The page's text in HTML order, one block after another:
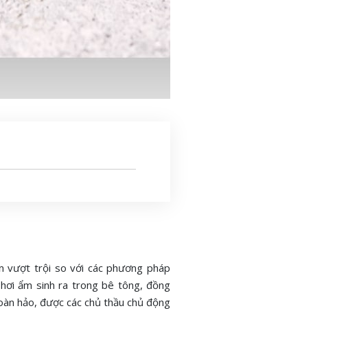
vượt trội so với các phương pháp
ẩm sinh ra trong bê tông, đồng
hảo, được các chủ thầu chủ động